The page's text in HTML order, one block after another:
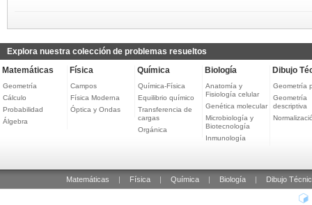
Explora nuestra colección de problemas resueltos
Matemáticas
Geometría
Cálculo
Probabilidad
Álgebra
Física
Campos
Física Moderna
Óptica y Ondas
Química
Química-Física
Equilibrio químico
Transferencia de
cargas
Orgánica
Biología
Anatomía y
Fisiología celular
Genética molecular
Microbiología y
Biotecnología
Inmunología
Dibujo
Geometría
Geometría
descriptiva
Matemáticas Física Química Biología Dibujo